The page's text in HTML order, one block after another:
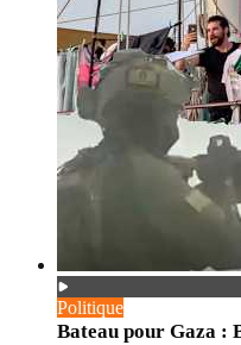
Politique
Bateau pour Gaza :